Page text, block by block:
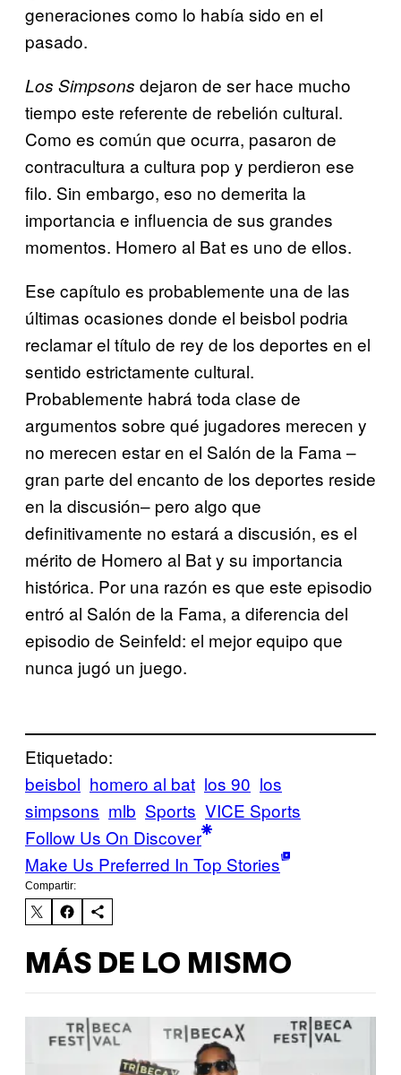
generaciones como lo había sido en el
pasado.
Los Simpsons dejaron de ser hace mucho
tiempo este referente de rebelión cultural.
Como es común que ocurra, pasaron de
contracultura a cultura pop y perdieron ese
filo. Sin embargo, eso no demerita la
importancia e influencia de sus grandes
momentos. Homero al Bat es uno de ellos.
Ese capítulo es probablemente una de las
últimas ocasiones donde el beisbol podria
reclamar el título de rey de los deportes en el
sentido estrictamente cultural.
Probablemente habrá toda clase de
argumentos sobre qué jugadores merecen y
no merecen estar en el Salón de la Fama –
gran parte del encanto de los deportes reside
en la discusión– pero algo que
definitivamente no estará a discusión, es el
mérito de Homero al Bat y su importancia
histórica. Por una razón es que este episodio
entró al Salón de la Fama, a diferencia del
episodio de Seinfeld: el mejor equipo que
nunca jugó un juego.
Etiquetado:
beisbol homero al bat los 90 los
simpsons mlb Sports VICE Sports
Follow Us On Discover
Make Us Preferred In Top Stories
Compartir:
MÁS DE LO MISMO